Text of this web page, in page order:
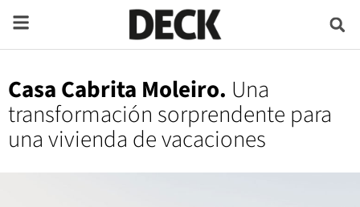
Casa Cabrita Moleiro. Una
transformación sorprendente para
una vivienda de vacaciones